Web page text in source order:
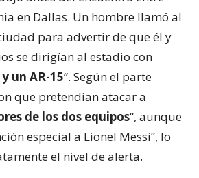
en Dallas. Un hombre llamó al
para advertir de que él y
se dirigían al estadio con
un AR-15“. Según el parte
que pretendían atacar a
de los dos equipos“, aunque
especial a Lionel Messi”, lo
el nivel de alerta.